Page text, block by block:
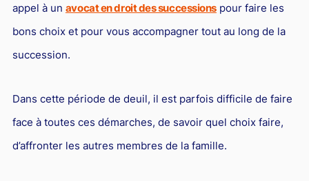
appel à un avocat en droit des successionspour faire les
bons choix et pour vous accompagner tout au long de la
succession.
Dans cette période de deuil, il est parfois difficile de faire
face à toutes ces démarches, de savoir quel choix faire,
d’affronter les autres membres de la famille.